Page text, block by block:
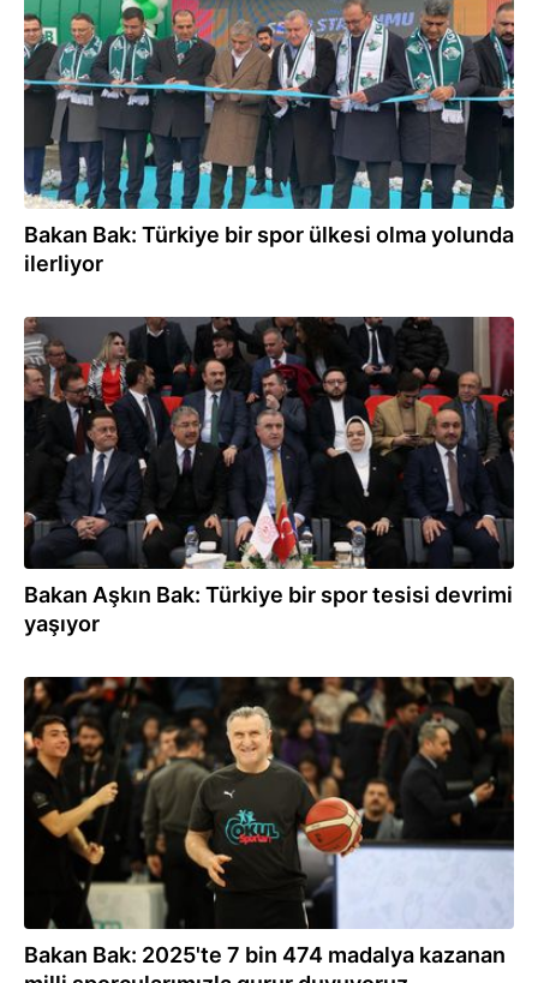
Bakan Bak: Türkiye bir spor ülkesi olma yolunda
ilerliyor
25.01.2026
Bakan Aşkın Bak: Türkiye bir spor tesisi devrimi
yaşıyor
31.12.2025
Bakan Bak: 2025'te 7 bin 474 madalya kazanan